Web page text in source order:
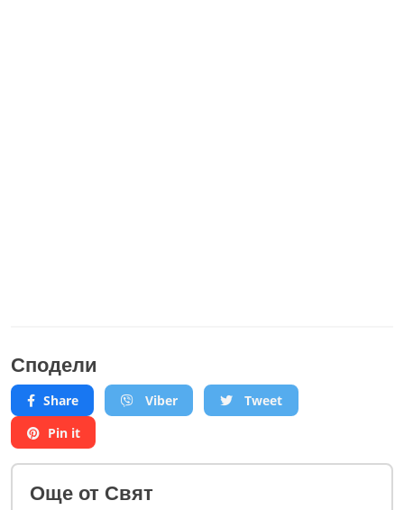
Сподели
Share Viber
Tweet
Pin it
Oще от Свят